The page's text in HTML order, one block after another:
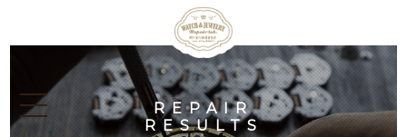
REPAIR
RESULTS